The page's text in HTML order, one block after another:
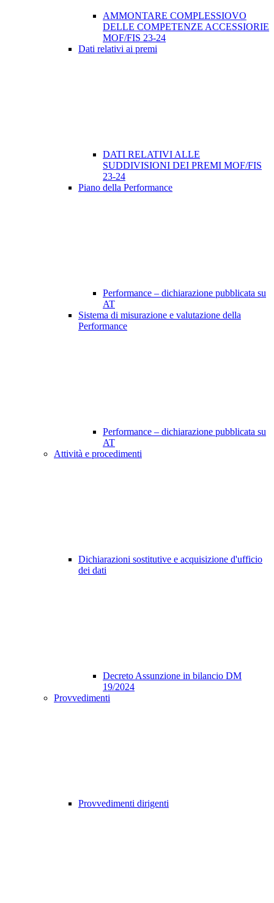
AMMONTARE COMPLESSIOVO
DELLE COMPETENZE ACCESSIORIE
MOF/FIS 23-24
Dati relativi ai premi
DATI RELATIVI ALLE
SUDDIVISIONI DEI PREMI MOF/FIS
23-24
Piano della Performance
Performance – dichiarazione pubblicata su
AT
Sistema di misurazione e valutazione della
Performance
Performance – dichiarazione pubblicata su
AT
Attività e procedimenti
Dichiarazioni sostitutive e acquisizione d'ufficio
dei dati
Decreto Assunzione in bilancio DM
19/2024
Provvedimenti
Provvedimenti dirigenti